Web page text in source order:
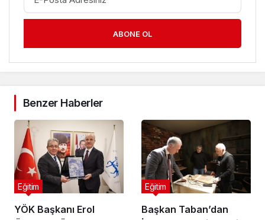
ABONE OL
Benzer Haberler
YÖK Başkanı Erol
Eğitim
Başkan Taban’dan
Eğitim